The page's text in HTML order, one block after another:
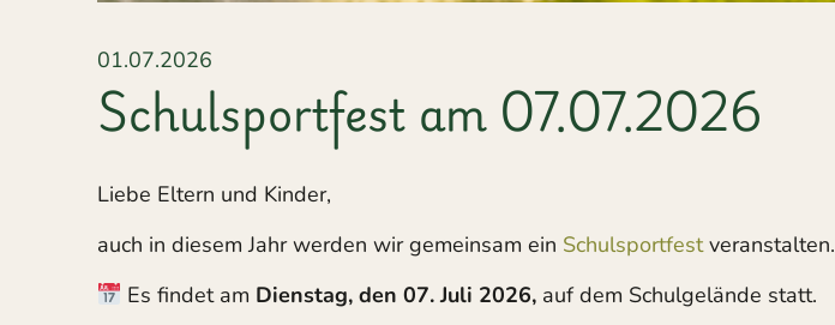
01.07.2026
Schulsportfest am 07.07.2026
Liebe Eltern und Kinder,
auch in diesem Jahr werden wir gemeinsam ein Schulsportfestveranstalten.
Es findet am Dienstag, den 07. Juli 2026, auf dem Schulgelände statt.